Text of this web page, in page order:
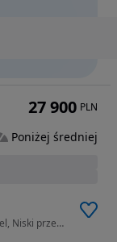
1685 cm3 • 115 KM • GWARANCJA, 2013r, 1.7 Diesel, Niski przebieg, Dobrze utrzymany !!!
27 900 PLN
Poniżej średniej